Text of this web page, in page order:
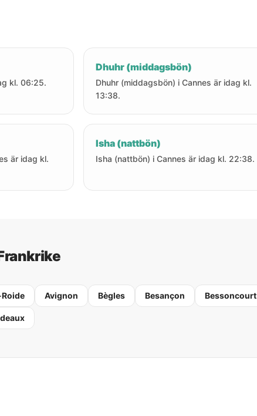
kl. 06:25.
Dhuhr (middagsbön)
Dhuhr (middagsbön) i Cannes är idag kl.
13:38.
är idag kl.
Isha (nattbön)
Isha (nattbön) i Cannes är idag kl. 22:38.
Avignon Bègles Besançon Bessoncourt